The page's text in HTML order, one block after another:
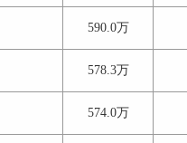
590.0万
578.3万
574.0万